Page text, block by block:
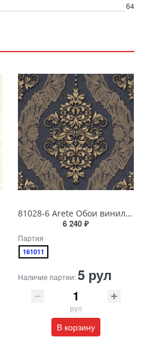
64
81028-6 Arete Обои виниловые на бумажной основе 1.06*15.6
6 240 ₽
Партия
161011
Наличие партии:5 рул
рул
В корзину